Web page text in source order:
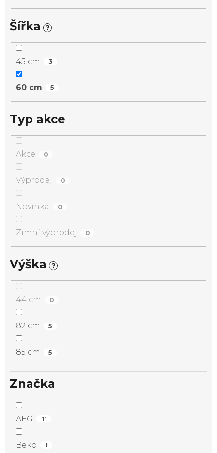
Šířka ?
45 cm 3
60 cm 5
Typ akce
Akce 0
Výprodej 0
Novinka 0
Zimní výprodej 0
Výška ?
44 cm 0
82 cm 5
85 cm 5
Značka
AEG 11
Beko 1